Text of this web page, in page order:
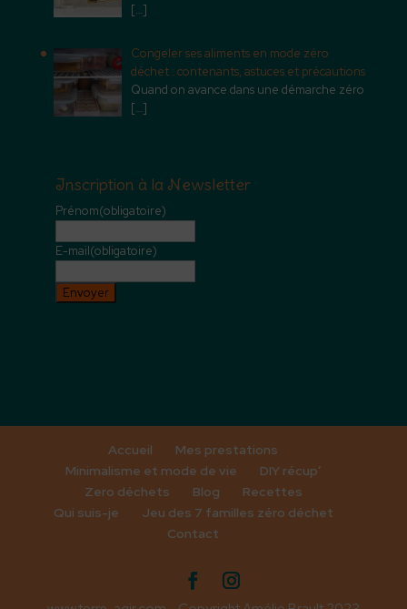
[…]
Congeler ses aliments en mode zéro
déchet : contenants, astuces et précautions
Quand on avance dans une démarche zéro
[…]
Inscription à la Newsletter
Prénom(obligatoire)
E-mail(obligatoire)
Envoyer
Accueil
Mes prestations
Minimalisme et mode de vie
DIY récup’
Zero déchets
Blog
Recettes
Qui suis-je
Jeu des 7 familles zéro déchet
Contact